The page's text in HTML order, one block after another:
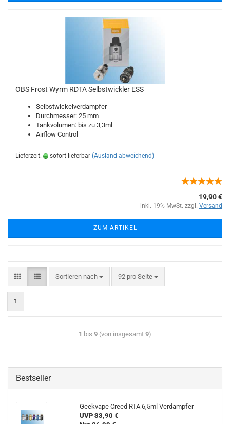
OBS Frost Wyrm RDTA Selbstwickler ESS
Selbstwickelverdampfer
Durchmesser: 25 mm
Tankvolumen: bis zu 3,3ml
Airflow Control
Lieferzeit: sofort lieferbar (Ausland abweichend)
19,90 €
inkl. 19% MwSt. zzgl. Versand
ZUM ARTIKEL
Sortieren nach 92 pro Seite
1
1 bis 9 (von insgesamt 9)
Bestseller
Geekvape Creed RTA 6,5ml Verdampfer
UVP 33,90 €